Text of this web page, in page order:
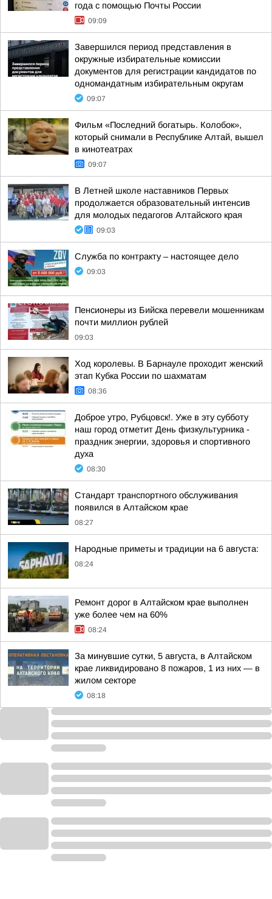
года с помощью Почты России
09:09
Завершился период представления в
окружные избирательные комиссии
документов для регистрации кандидатов по
одномандатным избирательным округам
09:07
Фильм «Последний богатырь. Колобок»,
который снимали в Республике Алтай, вышел
в кинотеатрах
09:07
В Летней школе наставников Первых
продолжается образовательный интенсив
для молодых педагогов Алтайского края
09:03
Служба по контракту – настоящее дело
09:03
Пенсионеры из Бийска перевели мошенникам
почти миллион рублей
09:03
Ход королевы. В Барнауле проходит женский
этап Кубка России по шахматам
08:36
Доброе утро, Рубцовск!. Уже в эту субботу
наш город отметит День физкультурника -
праздник энергии, здоровья и спортивного
духа
08:30
Стандарт транспортного обслуживания
появился в Алтайском крае
08:27
Народные приметы и традиции на 6 августа:
08:24
Ремонт дорог в Алтайском крае выполнен
уже более чем на 60%
08:24
За минувшие сутки, 5 августа, в Алтайском
крае ликвидировано 8 пожаров, 1 из них — в
жилом секторе
08:18